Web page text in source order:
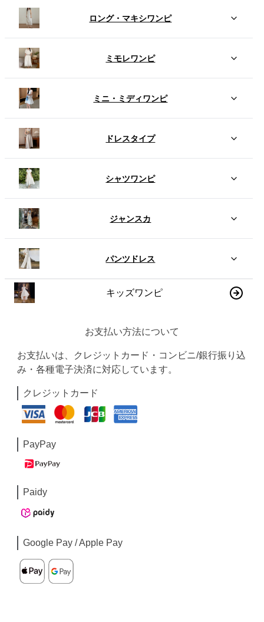
ロング・マキシワンピ
ミモレワンピ
ミニ・ミディワンピ
ドレスタイプ
シャツワンピ
ジャンスカ
パンツドレス
キッズワンピ
お支払い方法について
お支払いは、クレジットカード・コンビニ/銀行振り込
み・各種電子決済に対応しています。
クレジットカード
PayPay
Paidy
Google Pay / Apple Pay